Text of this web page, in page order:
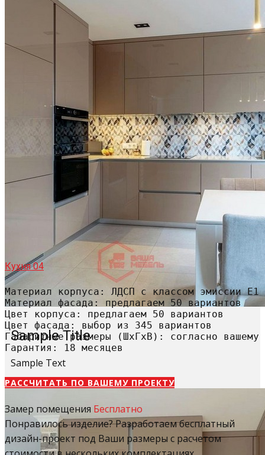
Sample Title
Sample Text
Кухня 04
Материал корпуса: ЛДСП с классом эмиссии Е1
Материал фасада: предлагаем 50 вариантов
Цвет корпуса: предлагаем 50 вариантов
Цвет фасада: выбор из 345 вариантов
Габаритные размеры (ШхГхВ): согласно вашему
Гарантия: 18 месяцев
РАССЧИТАТЬ​ ПО ВАШЕМУ ПРОЕКТУ
Замер помещения Бесплатно
Понравилось изделие? Разработаем бесплатный
дизайн-проект под Ваши размеры с расчетом